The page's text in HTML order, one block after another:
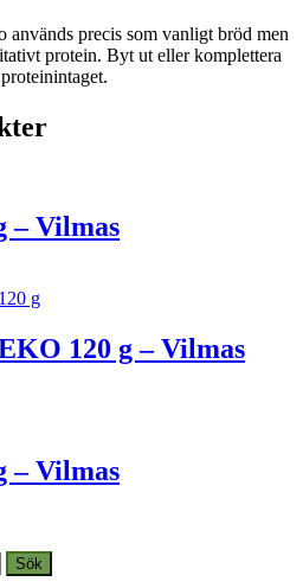
används precis som vanligt bröd men
protein. Byt ut eller komplettera
– Vilmas
120 g – Vilmas
– Vilmas
Sök